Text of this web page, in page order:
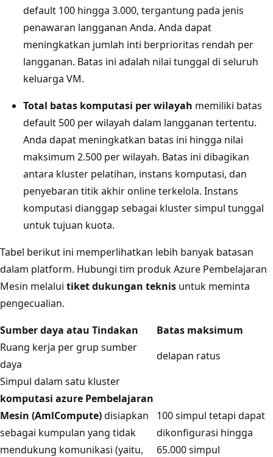
default 100 hingga 3.000, tergantung pada jenis
penawaran langganan Anda. Anda dapat
meningkatkan jumlah inti berprioritas rendah per
langganan. Batas ini adalah nilai tunggal di seluruh
keluarga VM.
Total batas komputasi per wilayah memiliki batas
default 500 per wilayah dalam langganan tertentu.
Anda dapat meningkatkan batas ini hingga nilai
maksimum 2.500 per wilayah. Batas ini dibagikan
antara kluster pelatihan, instans komputasi, dan
penyebaran titik akhir online terkelola. Instans
komputasi dianggap sebagai kluster simpul tunggal
untuk tujuan kuota.
Tabel berikut ini memperlihatkan lebih banyak batasan
dalam platform. Hubungi tim produk Azure Pembelajaran
Mesin melalui tiket dukungan teknis untuk meminta
pengecualian.
Sumber daya atau Tindakan
Batas maksimum
Ruang kerja per grup sumber
daya
delapan ratus
Simpul dalam satu kluster
komputasi azure Pembelajaran
Mesin (AmlCompute)disiapkan
sebagai kumpulan yang tidak
mendukung komunikasi (yaitu,
100 simpul tetapi dapat
dikonfigurasi hingga
65.000 simpul